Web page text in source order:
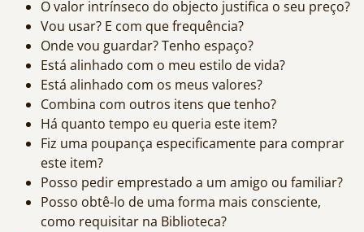
O valor intrínseco do objecto justifica o seu preço?
Vou usar? E com que frequência?
Onde vou guardar? Tenho espaço?
Está alinhado com o meu estilo de vida?
Está alinhado com os meus valores?
Combina com outros itens que tenho?
Há quanto tempo eu queria este item?
Fiz uma poupança especificamente para comprar
este item?
Posso pedir emprestado a um amigo ou familiar?
Posso obtê-lo de uma forma mais consciente,
como requisitar na Biblioteca?